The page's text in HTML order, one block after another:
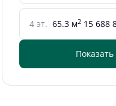
4 эт. 65.3 м2 15 688